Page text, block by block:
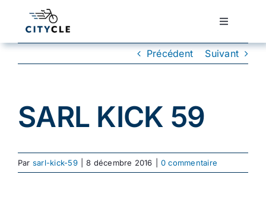
Toggle
Vélos de ville
Matériel
Précédent Suivant
SARL KICK 59
Par sarl-kick-59 8 décembre 2016 0 commentaire